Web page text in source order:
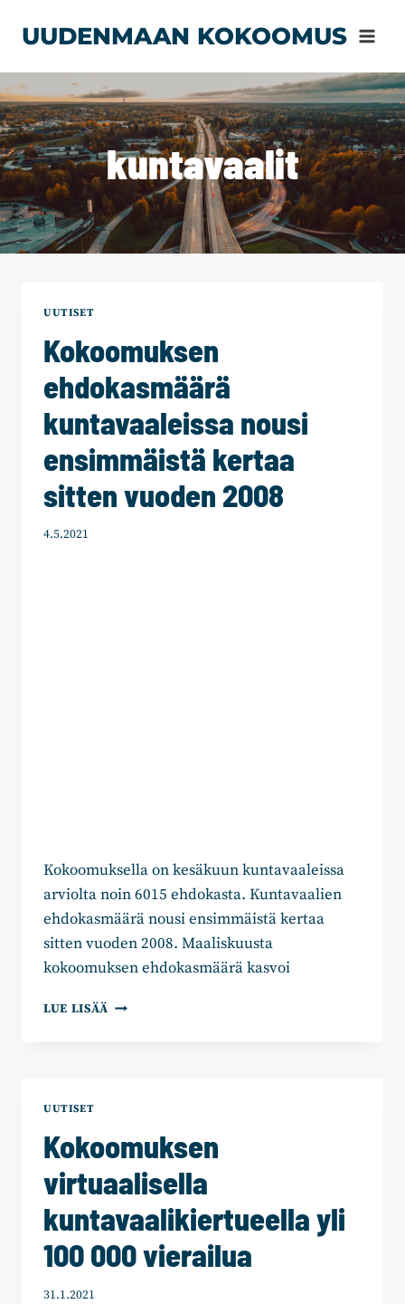
sisältöön
UUDENMAAN KOKOOMUS
kuntavaalit
UUTISET
Kokoomuksen
ehdokasmäärä
kuntavaaleissa nousi
ensimmäistä kertaa
sitten vuoden 2008
4.5.2021
Kokoomuksella on kesäkuun kuntavaaleissa
arviolta noin 6015 ehdokasta. Kuntavaalien
ehdokasmäärä nousi ensimmäistä kertaa
sitten vuoden 2008. Maaliskuusta
kokoomuksen ehdokasmäärä kasvoi
LUE LISÄÄ KOKOOMUKSEN
VUODEN
2008
UUTISET
Kokoomuksen
virtuaalisella
kuntavaalikiertueella yli
100 000 vierailua
31.1.2021